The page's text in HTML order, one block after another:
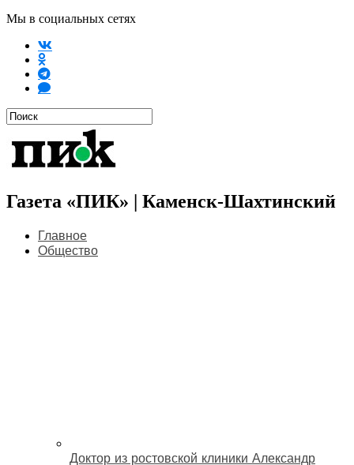
Мы в социальных сетях
Газета «ПИК» | Каменск-Шахтинский
Главное
Общество
Доктор из ростовской клиники Александр